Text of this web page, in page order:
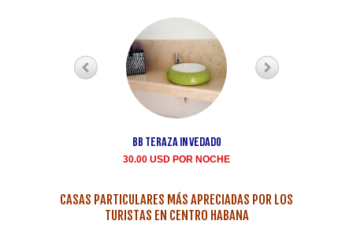
BB teraza in Vedado
30.00 USD POR NOCHE
CASAS PARTICULARES MÁS APRECIADAS POR LOS
TURISTAS EN CENTRO HABANA